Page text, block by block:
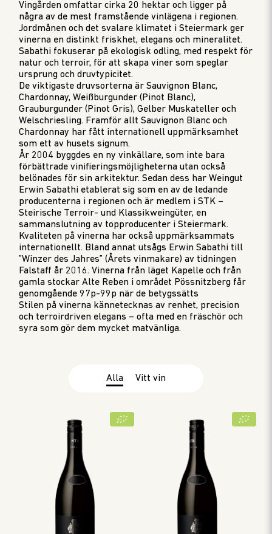
Vingården omfattar cirka 20 hektar och ligger på
några av de mest framstående vinlägena i regionen.
Jordmånen och det svalare klimatet i Steiermark ger
vinerna en distinkt friskhet, elegans och mineralitet.
Sabathi fokuserar på ekologisk odling, med respekt för
natur och terroir, för att skapa viner som speglar
ursprung och druvtypicitet.
De viktigaste druvsorterna är Sauvignon Blanc,
Chardonnay, Weißburgunder (Pinot Blanc),
Grauburgunder (Pinot Gris), Gelber Muskateller och
Welschriesling. Framför allt Sauvignon Blanc och
Chardonnay har fått internationell uppmärksamhet
som ett av husets signum.
År 2004 byggdes en ny vinkällare, som inte bara
förbättrade vinifieringsmöjligheterna utan också
belönades för sin arkitektur. Sedan dess har Weingut
Erwin Sabathi etablerat sig som en av de ledande
producenterna i regionen och är medlem i STK –
Steirische Terroir- und Klassikweingüter, en
sammanslutning av topproducenter i Steiermark.
Kvaliteten på vinerna har också uppmärksammats
internationellt. Bland annat utsågs Erwin Sabathi till
”Winzer des Jahres” (Årets vinmakare) av tidningen
Falstaff år 2016. Vinerna från läget Kapelle och från
gamla stockar Alte Reben i området Pössnitzberg får
genomgående 97p-99p när de betygssätts
Stilen på vinerna kännetecknas av renhet, precision
och terroirdriven elegans – ofta med en fräschör och
syra som gör dem mycket matvänliga.
Alla Vitt vin